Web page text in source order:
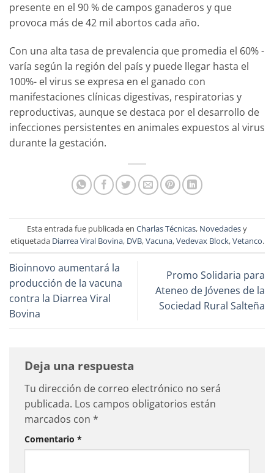
presente en el 90 % de campos ganaderos y que
provoca más de 42 mil abortos cada año.
Con una alta tasa de prevalencia que promedia el 60% -
varía según la región del país y puede llegar hasta el
100%- el virus se expresa en el ganado con
manifestaciones clínicas digestivas, respiratorias y
reproductivas, aunque se destaca por el desarrollo de
infecciones persistentes en animales expuestos al virus
durante la gestación.
Esta entrada fue publicada en Charlas Técnicas, Novedadesy
etiquetada Diarrea Viral Bovina, DVB,Vacuna,Vedevax Block,Vetanco.
Bioinnovo aumentará la
producción de la vacuna
contra la Diarrea Viral
Bovina
Promo Solidaria para
Ateneo de Jóvenes de la
Sociedad Rural Salteña
Deja una respuesta
Tu dirección de correo electrónico no será
publicada. Los campos obligatorios están
marcados con *
Comentario *